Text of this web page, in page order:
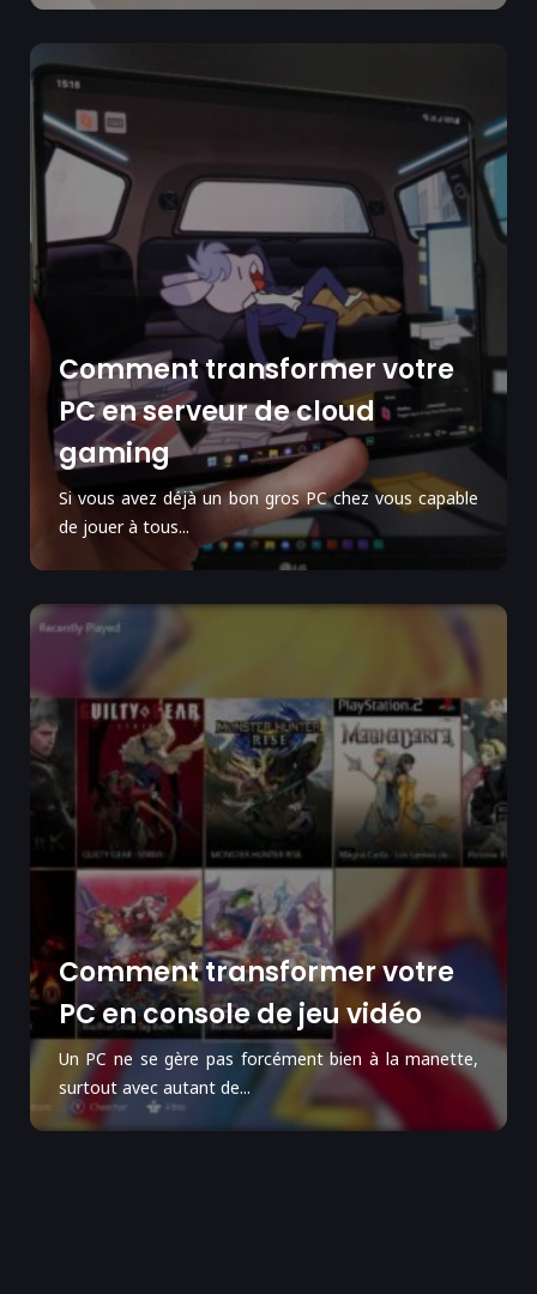
Comment transformer votre
PC en serveur de cloud
gaming
Si vous avez déjà un bon gros PC chez vous capable
de jouer à tous...
Comment transformer votre
PC en console de jeu vidéo
Un PC ne se gère pas forcément bien à la manette,
surtout avec autant de...